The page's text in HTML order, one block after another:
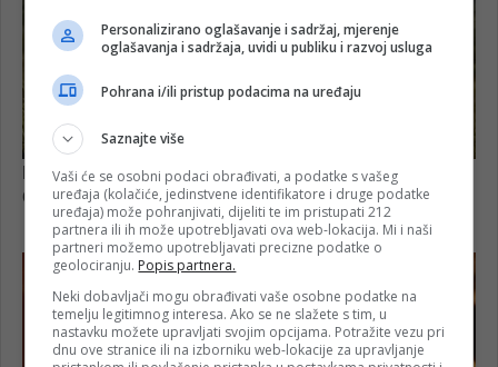
Personalizirano oglašavanje i sadržaj, mjerenje
oglašavanja i sadržaja, uvidi u publiku i razvoj usluga
Pohrana i/ili pristup podacima na uređaju
Saznajte više
Vaši će se osobni podaci obrađivati, a podatke s vašeg
uređaja (kolačiće, jedinstvene identifikatore i druge podatke
uređaja) može pohranjivati, dijeliti te im pristupati 212
partnera ili ih može upotrebljavati ova web-lokacija. Mi i naši
partneri možemo upotrebljavati precizne podatke o
geolociranju. Popis partnera.
Neki dobavljači mogu obrađivati vaše osobne podatke na
temelju legitimnog interesa. Ako se ne slažete s tim, u
nastavku možete upravljati svojim opcijama. Potražite vezu pri
dnu ove stranice ili na izborniku web-lokacije za upravljanje